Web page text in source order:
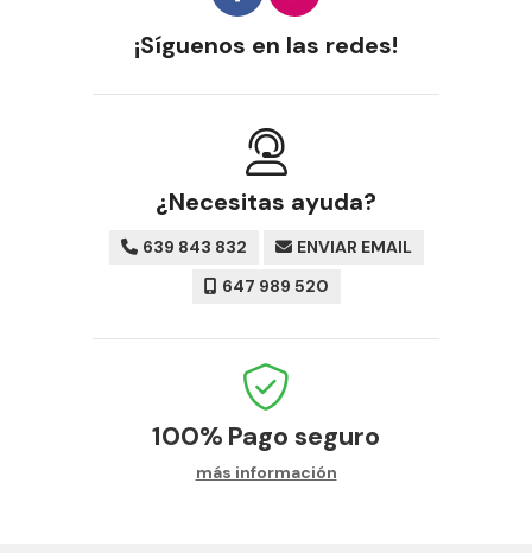
¡Síguenos en las redes!
¿Necesitas ayuda?
639 843 832
ENVIAR EMAIL
647 989 520
100% Pago seguro
más información